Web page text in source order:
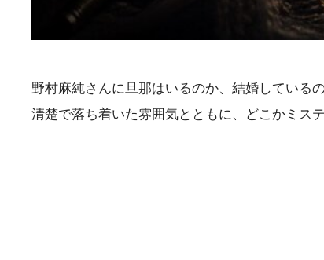
野村麻純さんに旦那はいるのか、結婚している
清楚で落ち着いた雰囲気とともに、どこかミス